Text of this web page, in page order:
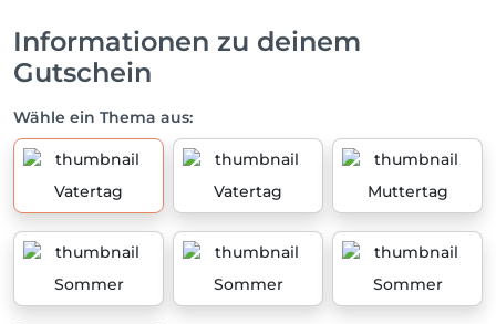
Informationen zu deinem
Gutschein
Wähle ein Thema aus:
Vatertag Vatertag Muttertag
Sommer Sommer Sommer